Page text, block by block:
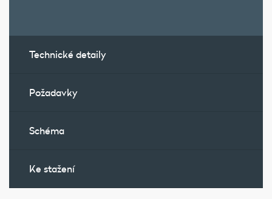
Technické detaily
Požadavky
Schéma
Ke stažení